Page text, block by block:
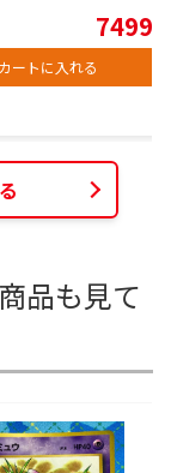
7499
カートに入れる
品も見て